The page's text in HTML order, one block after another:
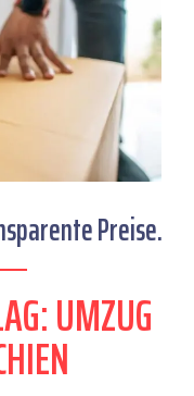
Preise.
UMZUG